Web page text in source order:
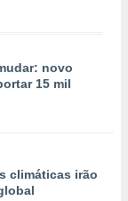
novo
15 mil
climáticas irão